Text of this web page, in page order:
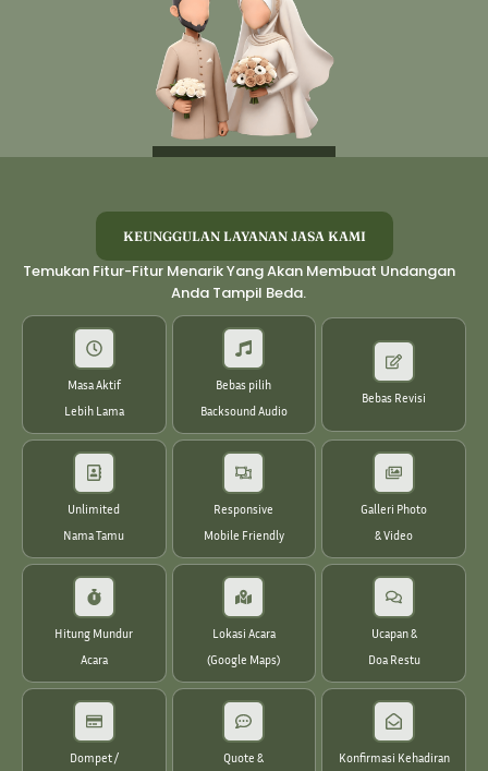
KEUNGGULAN LAYANAN JASA KAMI
Temukan Fitur-Fitur Menarik Yang Akan Membuat Undangan
Anda Tampil Beda.
Masa Aktif
Lebih Lama
Bebas pilih
Backsound Audio
Bebas Revisi
Unlimited
Nama Tamu
Responsive
Mobile Friendly
Galleri Photo
& Video
Hitung Mundur
Acara
Lokasi Acara
(Google Maps)
Ucapan &
Doa Restu
Dompet /
Quote &
Konfirmasi Kehadiran